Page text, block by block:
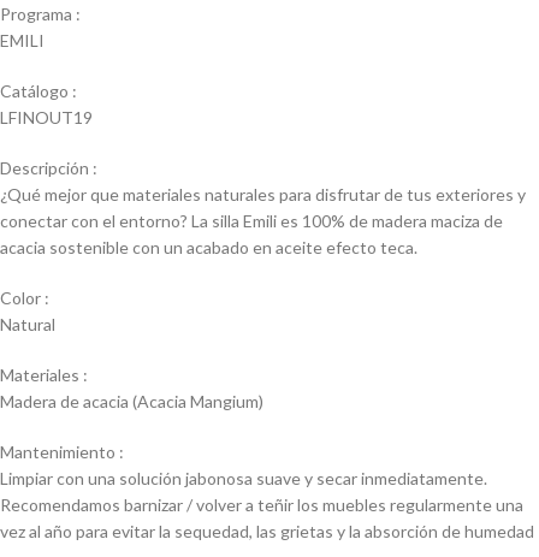
Programa :
EMILI
Catálogo :
LFINOUT19
Descripción :
¿Qué mejor que materiales naturales para disfrutar de tus exteriores y
conectar con el entorno? La silla Emili es 100% de madera maciza de
acacia sostenible con un acabado en aceite efecto teca.
Color :
Natural
Materiales :
Madera de acacia (Acacia Mangium)
Mantenimiento :
Limpiar con una solución jabonosa suave y secar inmediatamente.
Recomendamos barnizar / volver a teñir los muebles regularmente una
vez al año para evitar la sequedad, las grietas y la absorción de humedad